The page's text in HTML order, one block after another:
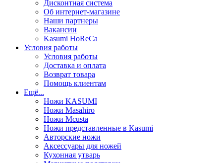
Дисконтная система
Об интернет-магазине
Наши партнеры
Вакансии
Kasumi HoReCa
Условия работы
Условия работы
Доставка и оплата
Возврат товара
Помощь клиентам
Ещё...
Ножи KASUMI
Ножи Masahiro
Ножи Mcusta
Ножи представленные в Kasumi
Авторские ножи
Аксессуары для ножей
Кухонная утварь